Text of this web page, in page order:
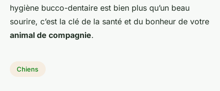
hygiène bucco-dentaire est bien plus qu’un beau
sourire, c’est la clé de la santé et du bonheur de votre
animal de compagnie.
Chiens